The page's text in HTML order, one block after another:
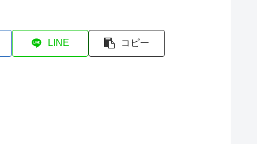
LINE コピー